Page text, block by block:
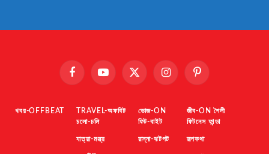
FacebookYouTube X
InstagramPinterest
খবর-OFFBEAT
TRAVEL-অফবিট
চলো-চলি
যাত্রা-মন্ত্র
ভোজ-ON
ফিট-বাইট
রান্না-ঝটপট
জীব-ON শৈলী
ফিটনেস ফান্ডা
রূপকথা